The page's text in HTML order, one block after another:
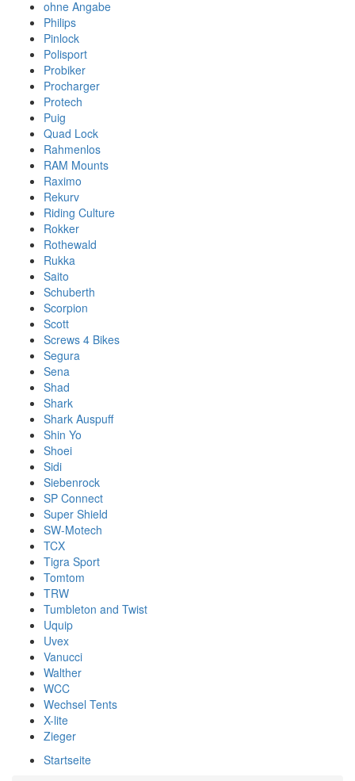
ohne Angabe
Philips
Pinlock
Polisport
Probiker
Procharger
Protech
Puig
Quad Lock
Rahmenlos
RAM Mounts
Raximo
Rekurv
Riding Culture
Rokker
Rothewald
Rukka
Saito
Schuberth
Scorpion
Scott
Screws 4 Bikes
Segura
Sena
Shad
Shark
Shark Auspuff
Shin Yo
Shoei
Sidi
Siebenrock
SP Connect
Super Shield
SW-Motech
TCX
Tigra Sport
Tomtom
TRW
Tumbleton and Twist
Uquip
Uvex
Vanucci
Walther
WCC
Wechsel Tents
X-lite
Zieger
Startseite